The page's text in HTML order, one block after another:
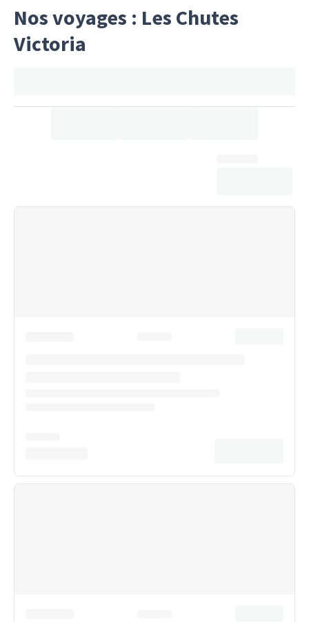
Nos voyages : Les Chutes
Victoria